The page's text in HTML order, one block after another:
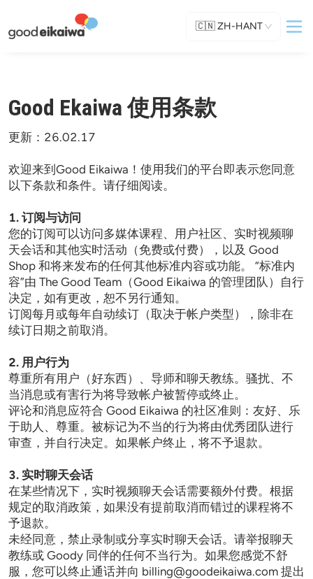
🇨🇳ZH-HANT
Good Ekaiwa 使用条款
更新：26.02.17
欢迎来到Good Eikaiwa！使用我们的平台即表示您同意
以下条款和条件。请仔细阅读。
1. 订阅与访问
您的订阅可以访问多媒体课程、用户社区、实时视频聊
天会话和其他实时活动（免费或付费），以及 Good
Shop 和将来发布的任何其他标准内容或功能。 “标准内
容”由 The Good Team（Good Eikaiwa 的管理团队）自行
决定，如有更改，恕不另行通知。
订阅每月或每年自动续订（取决于帐户类型），除非在
续订日期之前取消。
2. 用户行为
尊重所有用户（好东西）、导师和聊天教练。骚扰、不
当消息或有害行为将导致帐户被暂停或终止。
评论和消息应符合 Good Eikaiwa 的社区准则：友好、乐
于助人、尊重。被标记为不当的行为将由优秀团队进行
审查，并自行决定。如果帐户终止，将不予退款。
3. 实时聊天会话
在某些情况下，实时视频聊天会话需要额外付费。根据
规定的取消政策，如果没有提前取消而错过的课程将不
予退款。
未经同意，禁止录制或分享实时聊天会话。请举报聊天
教练或 Goody 同伴的任何不当行为。如果您感觉不舒
服，您可以终止通话并向 billing@goodeikaiwa.com 提出